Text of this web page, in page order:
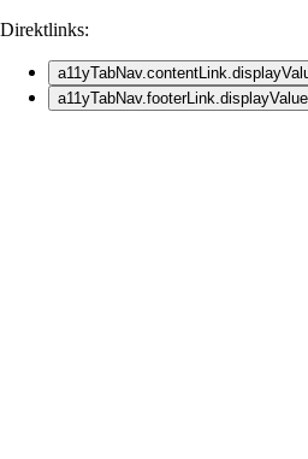
Direktlinks:
a11yTabNav.footerLink.displayValue